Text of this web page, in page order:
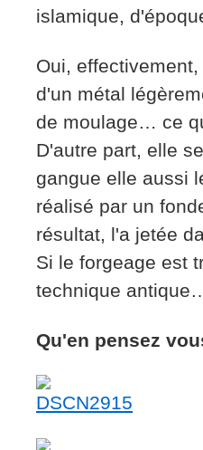
islamique,
Oui,
d'un métal
de moulage… ce
D'autre part, elle
gangue elle aussi
réalisé par un
résultat, l'a jetée
Si le forgeage est
technique
Qu'en pensez